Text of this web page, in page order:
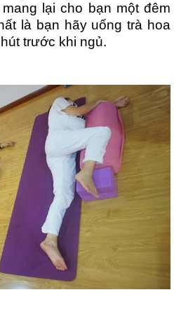
lại cho bạn một đêm
là bạn hãy uống trà hoa
trước khi ngủ.